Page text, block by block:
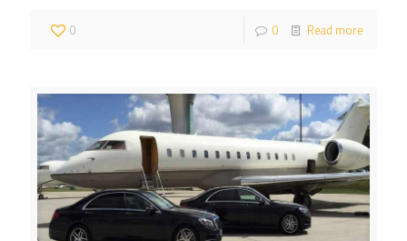
0
0 Read more